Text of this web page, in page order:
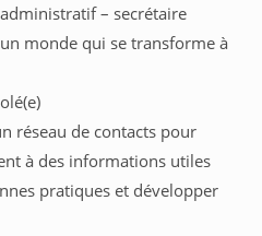
– secrétaire
monde qui se transforme à
réseau de contacts pour
à des informations utiles
pratiques et développer